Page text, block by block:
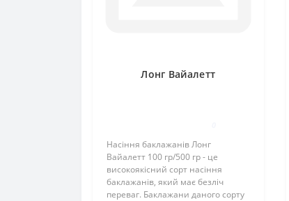
Лонг Вайалетт
Насіння баклажанів Лонг
Вайалетт 100 гр/500 гр - це
високоякісний сорт насіння
баклажанів, який має безліч
переваг. Баклажани даного сорту